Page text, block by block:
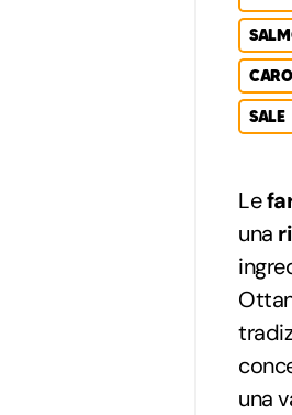
SALE
Le
una
una